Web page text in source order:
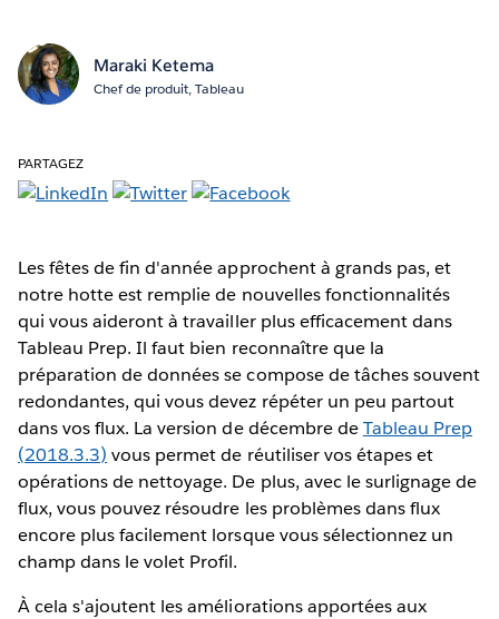
Maraki Ketema
Chef de produit, Tableau
PARTAGEZ
Les fêtes de fin d'année approchent à grands pas, et
notre hotte est remplie de nouvelles fonctionnalités
qui vous aideront à travailler plus efficacement dans
Tableau Prep. Il faut bien reconnaître que la
préparation de données se compose de tâches souvent
redondantes, qui vous devez répéter un peu partout
dans vos flux. La version de décembre deTableau Prep
(2018.3.3) vous permet de réutiliser vos étapes et
opérations de nettoyage. De plus, avec le surlignage de
flux, vous pouvez résoudre les problèmes dans flux
encore plus facilement lorsque vous sélectionnez un
champ dans le volet Profil.
À cela s'ajoutent les améliorations apportées aux